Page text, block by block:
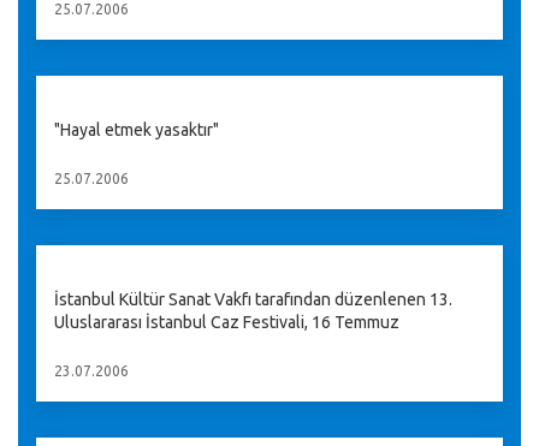
25.07.2006
"Hayal etmek yasaktır"
25.07.2006
İstanbul Kültür Sanat Vakfı tarafından düzenlenen 13.
Uluslararası İstanbul Caz Festivali, 16 Temmuz
23.07.2006